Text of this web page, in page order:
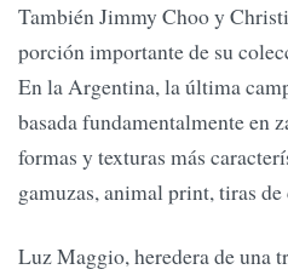
También Jimmy Choo y
porción importante de su
En la Argentina, la última
basada fundamentalmente en
formas y texturas más
gamuzas, animal print, tiras de
Luz Maggio, heredera de una